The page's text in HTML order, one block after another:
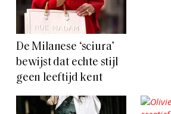
De Milanese ‘sciura’
bewijst dat echte stijl
geen leeftijd kent